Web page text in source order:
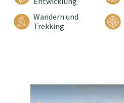
Wandern und
Trekking